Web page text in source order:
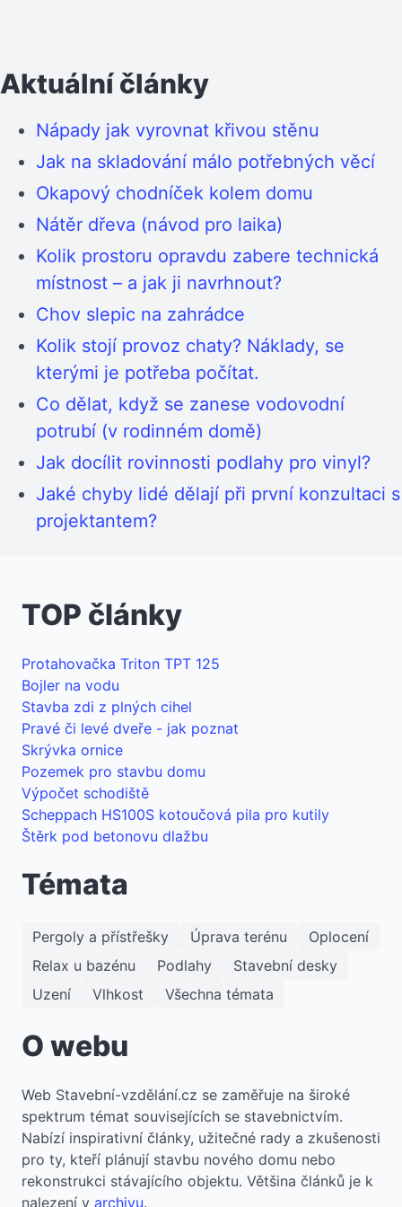
Aktuální články
Nápady jak vyrovnat křivou stěnu
Jak na skladování málo potřebných věcí
Okapový chodníček kolem domu
Nátěr dřeva (návod pro laika)
Kolik prostoru opravdu zabere technická
místnost – a jak ji navrhnout?
Chov slepic na zahrádce
Kolik stojí provoz chaty? Náklady, se
kterými je potřeba počítat.
Co dělat, když se zanese vodovodní
potrubí (v rodinném domě)
Jak docílit rovinnosti podlahy pro vinyl?
Jaké chyby lidé dělají při první konzultaci s
projektantem?
TOP články
Protahovačka Triton TPT 125
Bojler na vodu
Stavba zdi z plných cihel
Pravé či levé dveře - jak poznat
Skrývka ornice
Pozemek pro stavbu domu
Výpočet schodiště
Scheppach HS100S kotoučová pila pro kutily
Štěrk pod betonovu dlažbu
Témata
Pergoly a přístřešky Úprava terénu
Oplocení
Relax u bazénu
Podlahy
Stavební desky
Uzení
Vlhkost Všechna témata
O webu
​Web Stavební-vzdělání.cz se zaměřuje na široké
spektrum témat souvisejících se stavebnictvím.
Nabízí inspirativní články, užitečné rady a zkušenosti
pro ty, kteří plánují stavbu nového domu nebo
rekonstrukci stávajícího objektu. Většina článků je k
nalezení v archivu.